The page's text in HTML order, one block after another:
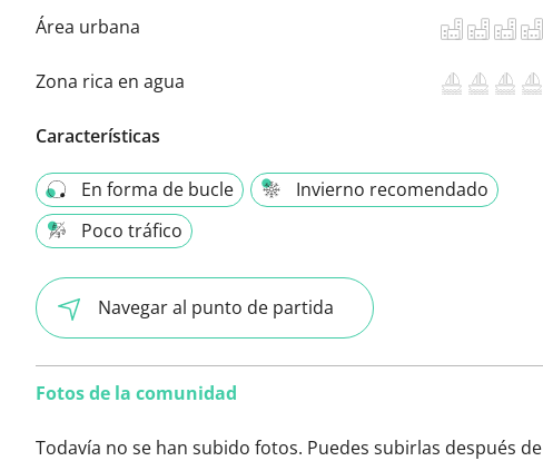
Área urbana
Zona rica en agua
Características
En forma de bucle
Invierno recomendado
Poco tráfico
Navegar al punto de partida
Fotos de la comunidad
Todavía no se han subido fotos. Puedes subirlas después de